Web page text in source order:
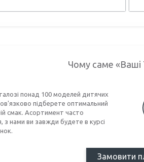
Чому саме «Ваші
понад 100 моделей дитячих
підберете оптимальний
смак. Асортимент часто
з нами ви завжди будете в курсі
Замовити